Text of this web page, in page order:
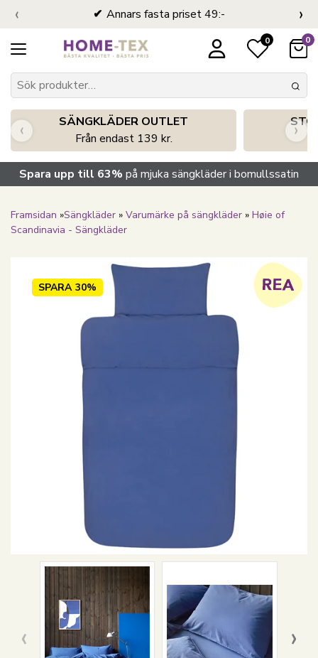
Annars fasta priset 49:-
‹ ›
0 0
SÄNGKLÄDER OUTLET
Från endast 139 kr.
‹ ›
Spara upp till 63% på mjuka sängkläder i bomullssatin
Framsidan »Sängkläder » Varumärke på sängkläder » Høie of
Scandinavia - Sängkläder
SPARA 30%
‹ ›